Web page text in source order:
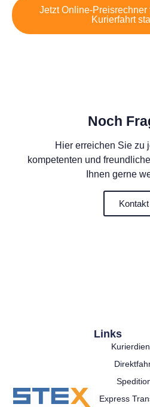
Jetzt Online-Preisrechner
Kurierfahrt
Noch
Hier erreichen Sie zu
kompetenten und
Ihnen gerne
Kontakt
Links
Express